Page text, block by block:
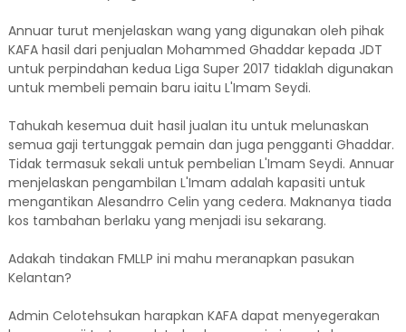
Annuar turut menjelaskan wang yang digunakan oleh pihak
KAFA hasil dari penjualan Mohammed Ghaddar kepada JDT
untuk perpindahan kedua Liga Super 2017 tidaklah digunakan
untuk membeli pemain baru iaitu L'Imam Seydi.
Tahukah kesemua duit hasil jualan itu untuk melunaskan
semua gaji tertunggak pemain dan juga pengganti Ghaddar.
Tidak termasuk sekali untuk pembelian L'Imam Seydi. Annuar
menjelaskan pengambilan L'Imam adalah kapasiti untuk
mengantikan Alesandrro Celin yang cedera. Maknanya tiada
kos tambahan berlaku yang menjadi isu sekarang.
Adakah tindakan FMLLP ini mahu meranapkan pasukan
Kelantan?
Admin Celotehsukan harapkan KAFA dapat menyegerakan